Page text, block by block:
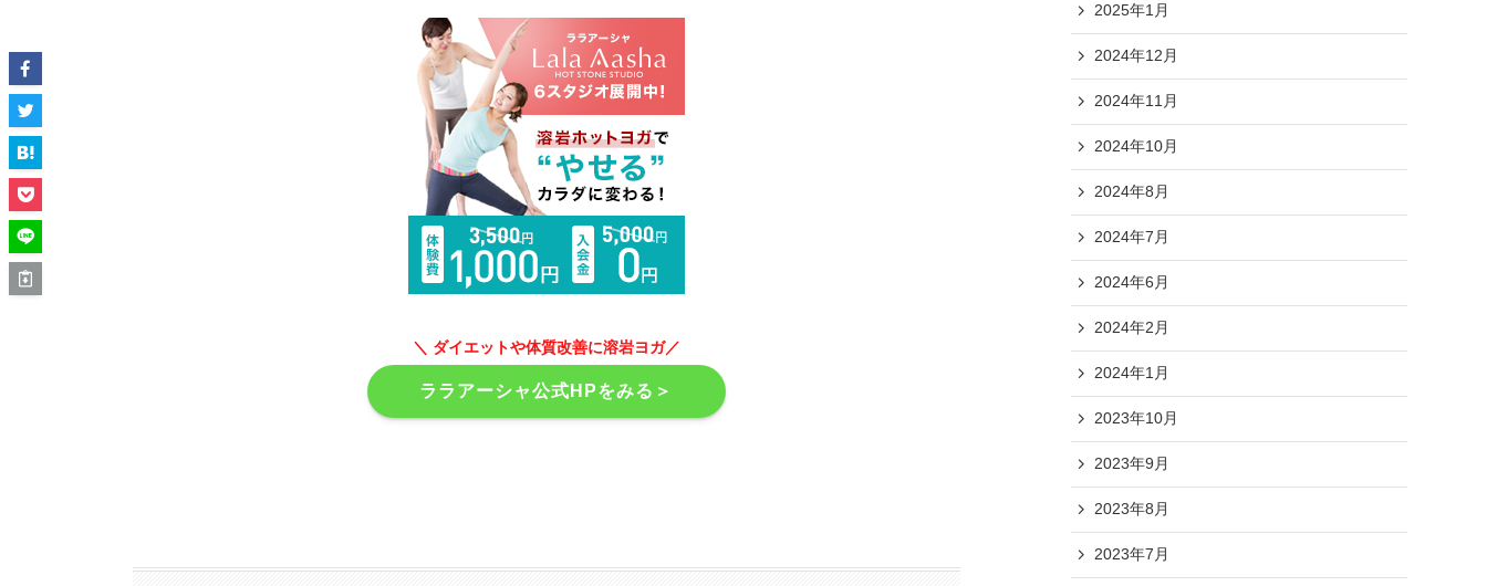
＼ ダイエットや体質改善に溶岩ヨガ／
ララアーシャ公式HPをみる＞
2025年1月
2024年12月
2024年11月
2024年10月
2024年8月
2024年7月
2024年6月
2024年2月
2024年1月
2023年10月
2023年9月
2023年8月
2023年7月